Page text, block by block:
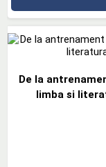
De la
limba si